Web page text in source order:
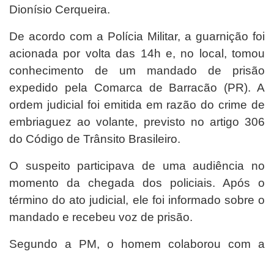
Dionísio Cerqueira.
De acordo com a Polícia Militar, a guarnição foi
acionada por volta das 14h e, no local, tomou
conhecimento de um mandado de prisão
expedido pela Comarca de Barracão (PR). A
ordem judicial foi emitida em razão do crime de
embriaguez ao volante, previsto no artigo 306
do Código de Trânsito Brasileiro.
O suspeito participava de uma audiência no
momento da chegada dos policiais. Após o
término do ato judicial, ele foi informado sobre o
mandado e recebeu voz de prisão.
Segundo a PM, o homem colaborou com a